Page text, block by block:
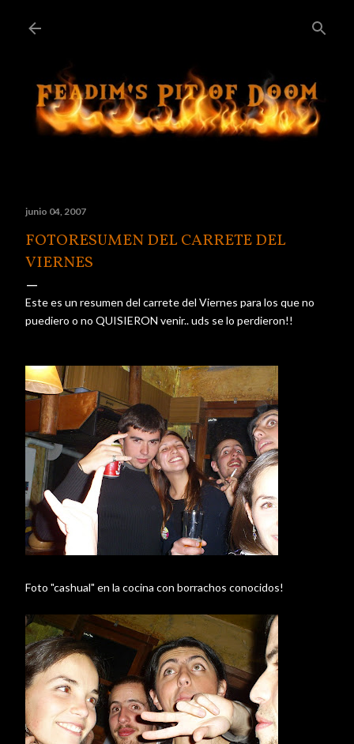
junio 04, 2007
FOTORESUMEN DEL CARRETE DEL
VIERNES
Este es un resumen del carrete del Viernes para los que no
puediero o no QUISIERON venir.. uds se lo perdieron!!
Foto "cashual" en la cocina con borrachos conocidos!